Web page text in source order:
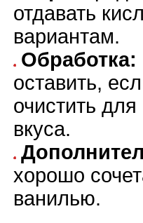
отдавать
вариантам.
Обработка:
оставить,
очистить
вкуса.
хорошо
ванилью.